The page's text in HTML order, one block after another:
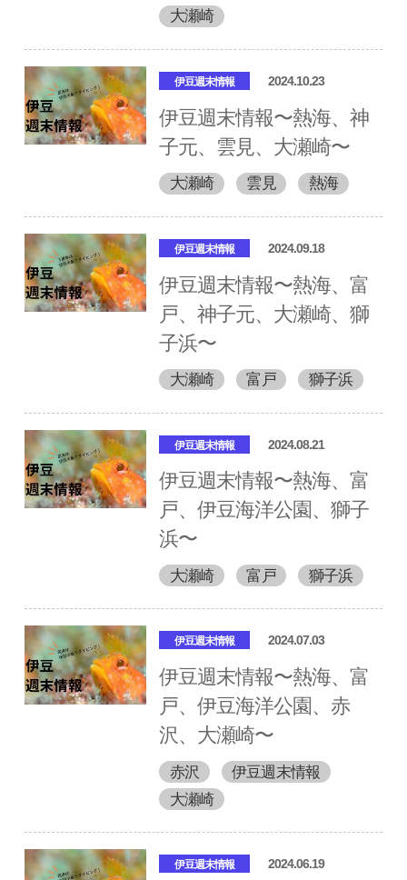
大瀬崎
伊豆週末情報 2024.10.23
伊豆週末情報〜熱海、神
子元、雲見、大瀬崎〜
大瀬崎 雲見 熱海
伊豆週末情報 2024.09.18
伊豆週末情報〜熱海、富
戸、神子元、大瀬崎、獅
子浜〜
大瀬崎 富戸 獅子浜
伊豆週末情報 2024.08.21
伊豆週末情報〜熱海、富
戸、伊豆海洋公園、獅子
浜〜
大瀬崎 富戸 獅子浜
伊豆週末情報 2024.07.03
伊豆週末情報〜熱海、富
戸、伊豆海洋公園、赤
沢、大瀬崎〜
赤沢
伊豆週末情報
大瀬崎
伊豆週末情報 2024.06.19